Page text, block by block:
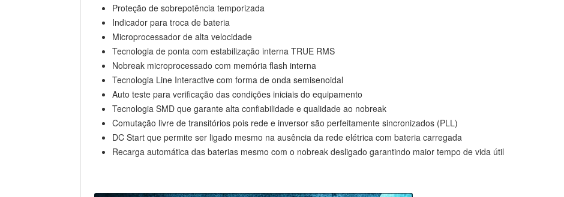
Proteção de sobrepotência temporizada
Indicador para troca de bateria
Microprocessador de alta velocidade
Tecnologia de ponta com estabilização interna TRUE RMS
Nobreak microprocessado com memória flash interna
Tecnologia Line Interactive com forma de onda semisenoidal
Auto teste para verificação das condições iniciais do equipamento
Tecnologia SMD que garante alta confiabilidade e qualidade ao nobreak
Comutação livre de transitórios pois rede e inversor são perfeitamente sincronizados (PLL)
DC Start que permite ser ligado mesmo na ausência da rede elétrica com bateria carregada
Recarga automática das baterias mesmo com o nobreak desligado garantindo maior tempo de vida útil